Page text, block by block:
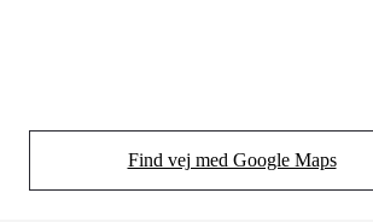
Find vej med Google Maps
(Opens in new tab)